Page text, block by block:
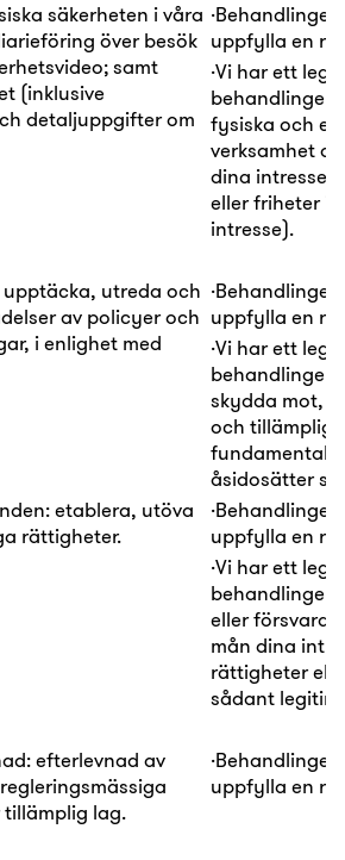
säkerheten i våra
över besök
samt
(inklusive
detaljuppgifter om
·
uppfylla en
·Vi har ett
behandlingen
fysiska och
verksamhet
dina
eller friheter
intresse).
upptäcka, utreda och
av policyer och
i enlighet med
·
uppfylla en
·Vi har ett
skydda mot,
och tillämplig
åsidosätter
etablera, utöva
rättigheter.
·
uppfylla en
·Vi har ett
behandlingen
eller försvara
mån dina
rättigheter
sådant
efterlevnad av
lag.
·
uppfylla en